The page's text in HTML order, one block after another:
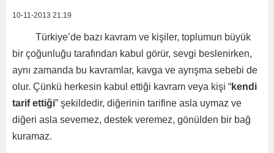
10-11-2013 21:19
Türkiye’de bazı kavram ve kişiler, toplumun büyük
bir çoğunluğu tarafından kabul görür, sevgi beslenirken,
aynı zamanda bu kavramlar, kavga ve ayrışma sebebi de
olur. Çünkü herkesin kabul ettiği kavram veya kişi “kendi
tarif ettiği” şekildedir, diğerinin tarifine asla uymaz ve
diğeri asla sevemez, destek veremez, gönülden bir bağ
kuramaz.